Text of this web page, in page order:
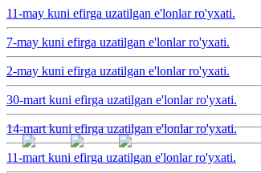
11-may kuni efirga uzatilgan e'lonlar ro'yxati.
7-may kuni efirga uzatilgan e'lonlar ro'yxati.
2-may kuni efirga uzatilgan e'lonlar ro'yxati.
30-mart kuni efirga uzatilgan e'lonlar ro'yxati.
14-mart kuni efirga uzatilgan e'lonlar ro'yxati.
11-mart kuni efirga uzatilgan e'lonlar ro'yxati.